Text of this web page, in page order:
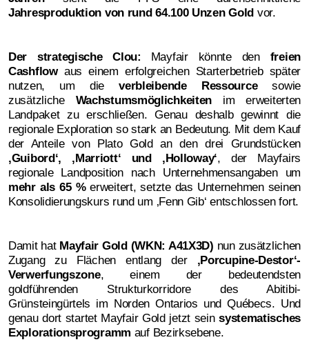
Jahresproduktion von rund 64.100 Unzen Gold vor.
Der strategische Clou: Mayfair könnte den freien
Cashflowaus einem erfolgreichen Starterbetrieb später
nutzen, um dieverbleibende Ressourcesowie
zusätzliche Wachstumsmöglichkeiten im erweiterten
Landpaket zu erschließen. Genau deshalb gewinnt die
regionale Exploration so stark an Bedeutung. Mit dem Kauf
der Anteile von Plato Gold an den drei Grundstücken
‚Guibord‘, ‚Marriott‘ und ‚Holloway‘, der Mayfairs
regionale Landposition nach Unternehmensangaben um
mehr als 65 %erweitert, setzte das Unternehmen seinen
Konsolidierungskurs rund um ‚Fenn Gib‘ entschlossen fort.
Damit hat Mayfair Gold (WKN: A41X3D) nun zusätzlichen
Zugang zu Flächen entlang der ‚Porcupine-Destor‘-
Verwerfungszone, einem der bedeutendsten
goldführenden Strukturkorridore des Abitibi-
Grünsteingürtels im Norden Ontarios und Québecs. Und
genau dort startet Mayfair Gold jetzt seinsystematisches
Explorationsprogramm auf Bezirksebene.